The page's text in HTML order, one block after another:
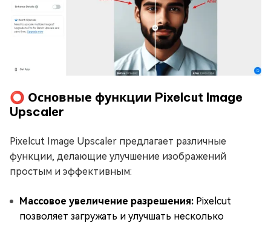
⭕ Основные функции Pixelcut Image
Upscaler
Pixelcut Image Upscaler предлагает различные
функции, делающие улучшение изображений
простым и эффективным:
Массовое увеличение разрешения: Pixelcut
позволяет загружать и улучшать несколько